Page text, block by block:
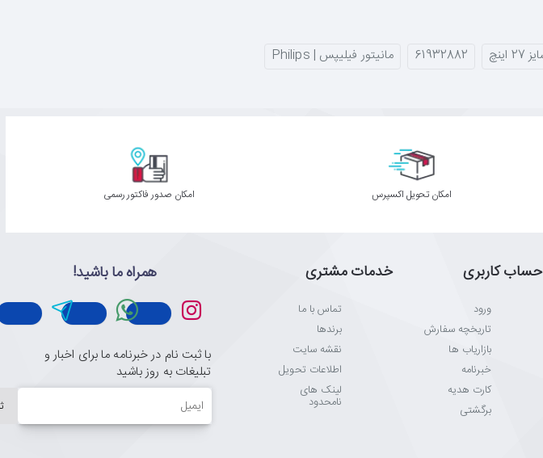
61932882 مانیتور فیلیپس | Philips
اﻣﮑﺎن ﺗﺤﻮﯾﻞ اﮐﺴﭙﺮس امکان صدور فاکتور رسمی
حساب کاربری
ورود
تاریخچه سفارش
بازاریاب ها
خبرنامه
کارت هدیه
برگشتی
خدمات مشتری
تماس با ما
برندها
نقشه سایت
اطلاعات تحویل
لینک های
نامحدود
همراه ما باشید!
با ثبت نام در خبرنامه ما برای اخبار و
تبلیغات به روز باشید
ایمیل